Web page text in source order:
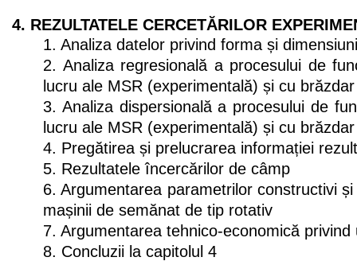
4. REZULTATELE CERCETĂRILOR
1. Analiza datelor privind forma și
2. Analiza regresională a procesului de
lucru ale MSR (experimentală) și cu
3. Analiza dispersională a procesului de
lucru ale MSR (experimentală) și cu
4. Pregătirea și prelucrarea informației
5. Rezultatele încercărilor de câmp
6. Argumentarea parametrilor constructivi
mașinii de semănat de tip rotativ
7. Argumentarea tehnico-economică privind
8. Concluzii la capitolul 4